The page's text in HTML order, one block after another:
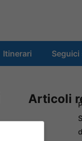
Itinerari Seguici
Articoli